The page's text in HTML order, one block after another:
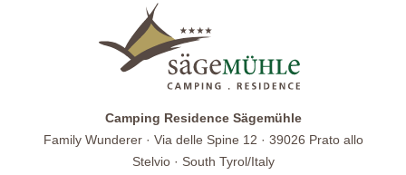
Camping Residence Sägemühle
Family Wunderer · Via delle Spine 12 · 39026 Prato allo
Stelvio · South Tyrol/Italy